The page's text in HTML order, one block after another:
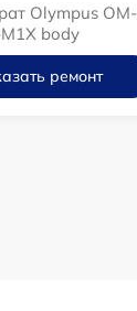
Olympus
body
ремонт